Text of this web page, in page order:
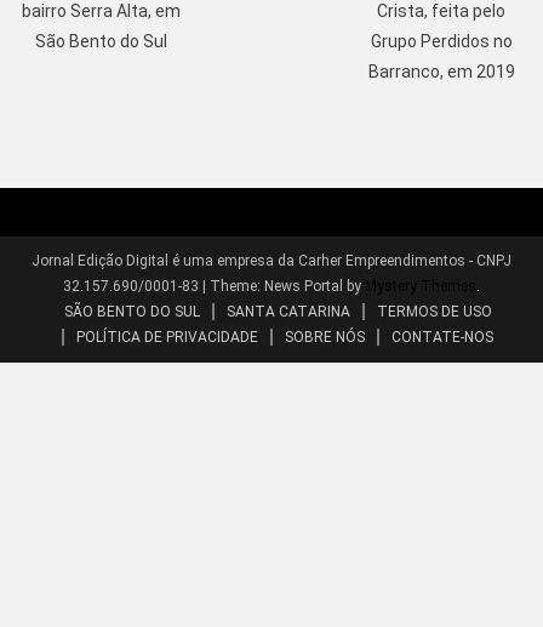
bairro Serra Alta, em
São Bento do Sul
Crista, feita pelo
Grupo Perdidos no
Barranco, em 2019
Jornal Edição Digital é uma empresa da Carher Empreendimentos - CNPJ
32.157.690/0001-83 | Theme: News Portal by Mystery Themes
SÃO BENTO DO SUL
SANTA CATARINA
TERMOS DE USO
POLÍTICA DE PRIVACIDADE
SOBRE NÓS CONTATE-NOS